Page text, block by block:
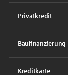
Privatkredit
Baufinanzierung
Kreditkarte